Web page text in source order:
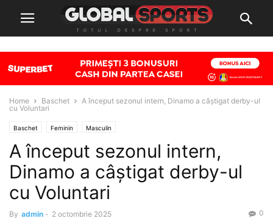
Home Baschet
A început sezonul intern, Dinamo a câștigat derby-ul
cu Voluntari
Baschet Feminin Masculin
A început sezonul intern,
Dinamo a câștigat derby-ul
cu Voluntari
By admin - 2 octombrie 2025 0